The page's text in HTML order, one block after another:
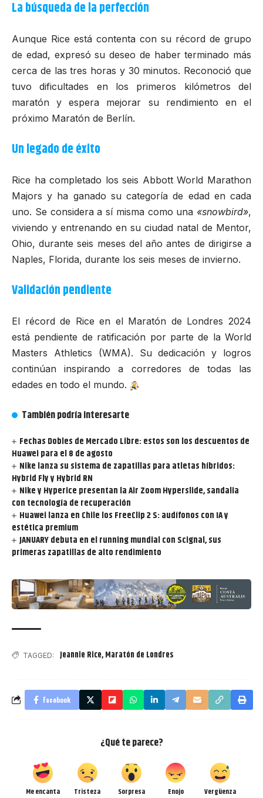
La búsqueda de la perfección
Aunque Rice está contenta con su récord de grupo
de edad, expresó su deseo de haber terminado más
cerca de las tres horas y 30 minutos. Reconoció que
tuvo dificultades en los primeros kilómetros del
maratón y espera mejorar su rendimiento en el
próximo Maratón de Berlín.
Un legado de éxito
Rice ha completado los seis Abbott World Marathon
Majors y ha ganado su categoría de edad en cada
uno. Se considera a sí misma como una «snowbird»,
viviendo y entrenando en su ciudad natal de Mentor,
Ohio, durante seis meses del año antes de dirigirse a
Naples, Florida, durante los seis meses de invierno.
Validación pendiente
El récord de Rice en el Maratón de Londres 2024
está pendiente de ratificación por parte de la World
Masters Athletics (WMA). Su dedicación y logros
continúan inspirando a corredores de todas las
edades en todo el mundo.
También podría interesarte
Fechas Dobles de Mercado Libre: estos son los descuentos de
Huawei para el 8 de agosto
Nike lanza su sistema de zapatillas para atletas híbridos:
Hybrid Fly y Hybrid RN
Nike y Hyperice presentan la Air Zoom Hyperslide, sandalia
con tecnología de recuperación
Huawei lanza en Chile los FreeClip 2 S: audífonos con IA y
estética premium
JANUARY debuta en el running mundial con Scignal, sus
primeras zapatillas de alto rendimiento
TAGGED: Jeannie Rice,Maratón de Londres
Facebook
¿Qué te parece?
Me encanta Tristeza Sorpresa Enojo Vergüenza